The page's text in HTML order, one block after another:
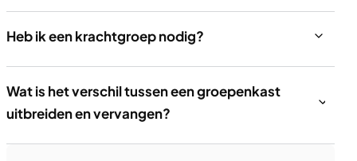
Heb ik een krachtgroep nodig?
Wat is het verschil tussen een groepenkast
uitbreiden en vervangen?